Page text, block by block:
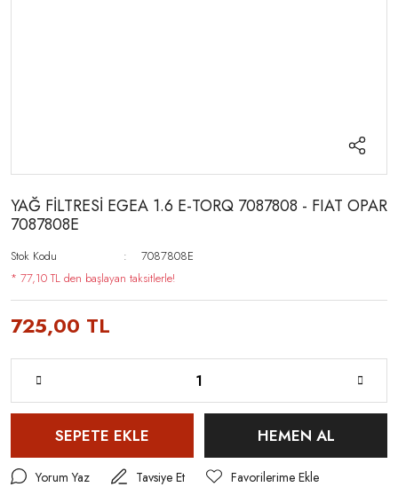
YAĞ FİLTRESİ EGEA 1.6 E-TORQ 7087808 - FIAT OPAR
7087808E
Stok Kodu
7087808E
* 77,10 TL den başlayan taksitlerle!
725,00 TL
SEPETE EKLE HEMEN AL
Yorum Yaz
Tavsiye Et